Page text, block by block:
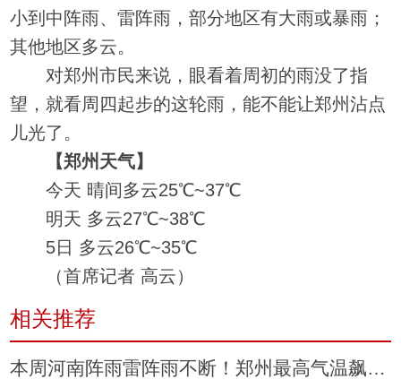
小到中阵雨、雷阵雨，部分地区有大雨或暴雨；
其他地区多云。
对郑州市民来说，眼看着周初的雨没了指
望，就看周四起步的这轮雨，能不能让郑州沾点
儿光了。
【郑州天气】
今天 晴间多云25℃~37℃
明天 多云27℃~38℃
5日 多云26℃~35℃
（首席记者 高云）
相关推荐
本周河南阵雨雷阵雨不断！郑州最高气温飙到28℃